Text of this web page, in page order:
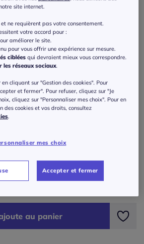
nouer avec manches
5/5- 1avis
:
une taille
au panier
site internet.
et ne requièrent pas votre consentement.
votre accord pour :
améliorer le site.
pour vous offrir une expérience sur mesure.
ciblées qui devraient mieux vous correspondre.
les réseaux sociaux.
cliquant sur "Gestion des cookies". Pour
et fermer". Pour refuser, cliquez sur "Je
cliquez sur "Personnaliser mes choix". Pour en
des cookies et vos droits, consultez
.
mes choix
Accepter et fermer